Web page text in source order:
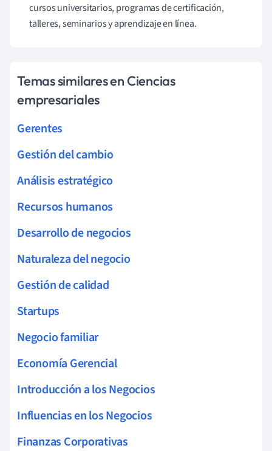
cursos universitarios, programas de certificación,
talleres, seminarios y aprendizaje en línea.
Temas similares en Ciencias
empresariales
Gerentes
Gestión del cambio
Análisis estratégico
Recursos humanos
Desarrollo de negocios
Naturaleza del negocio
Gestión de calidad
Startups
Negocio familiar
Economía Gerencial
Introducción a los Negocios
Influencias en los Negocios
Finanzas Corporativas